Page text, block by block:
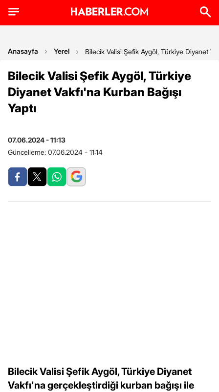
Anasayfa Yerel Bilecik Valisi Şefik Aygöl, Türkiye Diyanet
Bilecik Valisi Şefik Aygöl, Türkiye
Diyanet Vakfı'na Kurban Bağışı
Yaptı
07.06.2024 - 11:13
Güncelleme: 07.06.2024 - 11:14
Bilecik Valisi Şefik Aygöl, Türkiye Diyanet
Vakfı'na gerçekleştirdiği kurban bağışı ile